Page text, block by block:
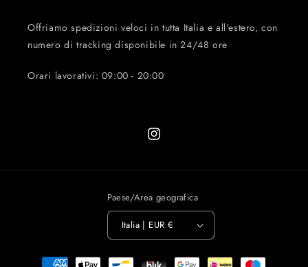
Offriamo spedizioni veloci in tutta Italia e all'estero, con
numero di tracking disponibile in 24/48 ore
Orari lavorativi: 09:00 - 20:00
Instagram
Paese/Area geografica
Italia | EUR €
Metodi